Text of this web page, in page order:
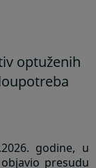
optuženih
godine, u
presudu